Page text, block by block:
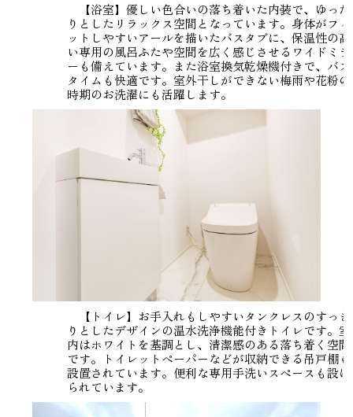
【浴室】優しい色合いの落ち着いた内装で、ゆった
りとしたリラックス空間となっています。身体がフィ
ットしやすいアールを描いたバスタブに、保温性の高
い専用の風呂ふたや空間を広く感じさせるワイドミラ
ーも備えています。また浴室換気乾燥機付きで、バス
タイムも快適です。室外干しができない梅雨や花粉の
時期のお洗濯にも活躍します。
【トイレ】お手入れもしやすいタンクレスのすっき
りとしたデザインの温水洗浄機能付きトイレです。室
内はホワイトを基調とし、清潔感のある落ち着く空間
です。トイレットペーパーなどが収納できる吊戸棚も
設置されています。便利な専用手洗いスペースも設け
られています。